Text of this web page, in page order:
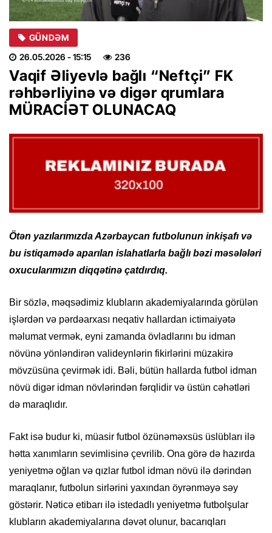
GÜNDƏM
26.05.2026 - 15:15 236
Vaqif Əliyevlə bağlı “Neftçi” FK
rəhbərliyinə və digər qrumlara
MÜRACİƏT OLUNACAQ
Ötən yazılarımızda Azərbaycan futbolunun inkişafı və
bu istiqamədə aparılan islahatlarla bağlı bəzi məsələləri
oxucularımızın diqqətinə çatdırdıq.
Bir sözlə, məqsədimiz klubların akademiyalarında görülən
işlərdən və pərdəarxası neqativ hallardan ictimaiyətə
məlumat vermək, eyni zamanda övladlarını bu idman
növünə yönləndirən valideynlərin fikirlərini müzakirə
mövzüsüna çevirmək idi. Bəli, bütün hallarda futbol idman
növü digər idman növlərindən fərqlidir və üstün cəhətləri
də maraqlıdır.
Fakt isə budur ki, müasir futbol özünəməxsüs üslübları ilə
hətta xanımların sevimlisinə çevrilib. Ona görə də hazırda
yeniyetmə oğlan və qızlar futbol idman növü ilə dərindən
maraqlanır, futbolun sirlərini yaxından öyrənməyə səy
göstərir. Nəticə etibarı ilə istedadlı yeniyetmə futbolşular
klubların akademiyalarına dəvət olunur, bacarıqları